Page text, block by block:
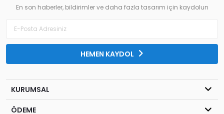
En son haberler, bildirimler ve daha fazla tasarım için kaydolun
HEMEN KAYDOL
KURUMSAL
ÖDEME